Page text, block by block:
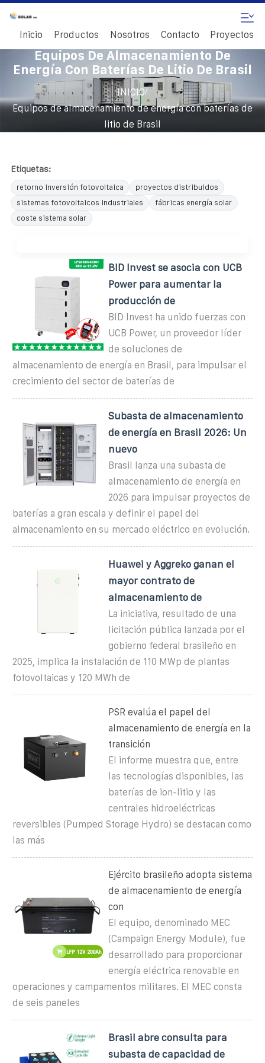
Inicio Productos Nosotros Contacto Proyectos
Equipos De Almacenamiento De
Energía Con Baterías De Litio De Brasil
INICIO/
Equipos de almacenamiento de energía con baterías de
litio de Brasil
Etiquetas:
retorno inversión fotovoltaica
proyectos distribuidos
sistemas fotovoltaicos industriales
fábricas energía solar
coste sistema solar
BID Invest se asocia con UCB
Power para aumentar la
producción de
BID Invest ha unido fuerzas con
UCB Power, un proveedor líder
de soluciones de
almacenamiento de energía en Brasil, para impulsar el
crecimiento del sector de baterías de
Subasta de almacenamiento
de energía en Brasil 2026: Un
nuevo
Brasil lanza una subasta de
almacenamiento de energía en
2026 para impulsar proyectos de
baterías a gran escala y definir el papel del
almacenamiento en su mercado eléctrico en evolución.
Huawei y Aggreko ganan el
mayor contrato de
almacenamiento de
La iniciativa, resultado de una
licitación pública lanzada por el
gobierno federal brasileño en
2025, implica la instalación de 110 MWp de plantas
fotovoltaicas y 120 MWh de
PSR evalúa el papel del
almacenamiento de energía en la
transición
El informe muestra que, entre
las tecnologías disponibles, las
baterías de ion-litio y las
centrales hidroeléctricas
reversibles (Pumped Storage Hydro) se destacan como
las más
Ejército brasileño adopta sistema
de almacenamiento de energía
con
El equipo, denominado MEC
(Campaign Energy Module), fue
desarrollado para proporcionar
energía eléctrica renovable en
operaciones y campamentos militares. El MEC consta
de seis paneles
Brasil abre consulta para
subasta de capacidad de